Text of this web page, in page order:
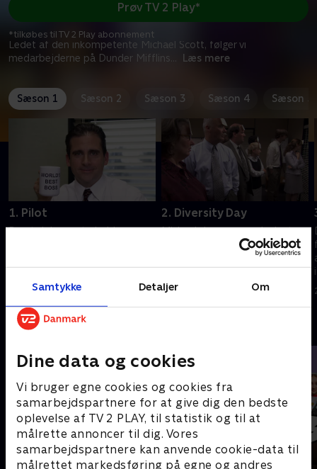
Samtykke Detaljer Om
Dine data og cookies
Vi bruger egne cookies og cookies fra
samarbejdspartnere for at give dig den bedste
oplevelse af TV 2 PLAY, til statistik og til at
målrette annoncer til dig. Vores
samarbejdspartnere kan anvende cookie-data til
målrettet markedsføring på egne og andres
Ledet af den inkompetente Michael Scott, følger vi
medarbejderne på Dunder Mifflins
Læs mere
Prøv TV 2 Play*
*tilkøbes til TV 2 Play abonnement
Sæson 1 Sæson 2 Sæson 3 Sæson 4 Sæson 5
1. Pilot
Da et dokumentarhold
et rosenrødt billede.
20. september 2022 • 22 min
2. Diversity Day
Michael dropper en planlagt
diversitetsuddannelsen og
tvinger kontoret til at lide
under hans egen version.
20. september 2022 • 21 min
Andre så også